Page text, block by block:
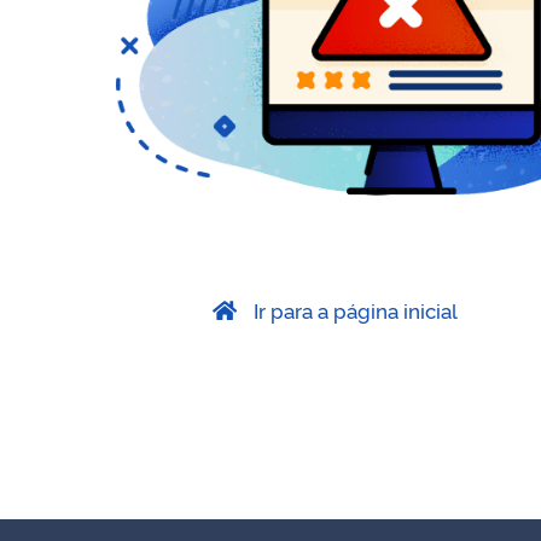
Ir para a página inicial